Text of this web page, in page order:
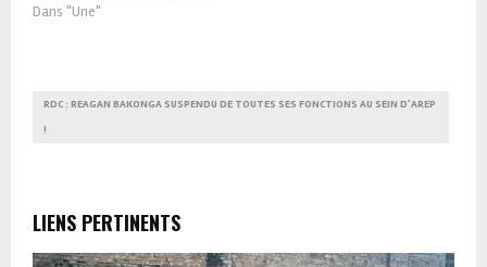
Dans "Une"
RDC : REAGAN BAKONGA SUSPENDU DE TOUTES SES FONCTIONS AU SEIN D’AREP
!
LIENS PERTINENTS